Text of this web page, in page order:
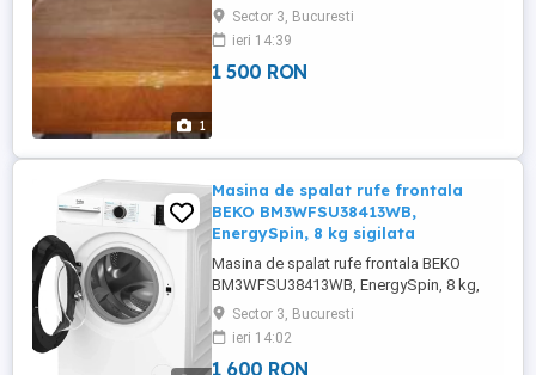
1
Sector 3, Bucuresti
ieri 14:39
1 500 RON
Masina de spalat rufe frontala
BEKO BM3WFSU38413WB,
EnergySpin, 8 kg sigilata
Masina de spalat rufe frontala BEKO
BM3WFSU38413WB, EnergySpin, 8 kg,
1400rpm, Clasa A, alb, sigilata. O vand
pentru ca nu incape in mobila de
bucatarie. Garantie normala 2 ani,
extensibila pana la 5 ani. PRETUL ESTE
Sector 3, Bucuresti
ieri 14:02
1 600 RON